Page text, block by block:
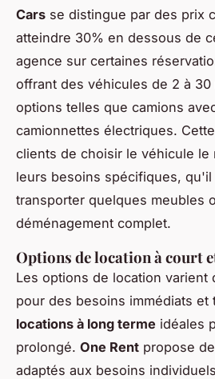
Cars se distingue par des prix
atteindre 30% en dessous de
agence sur certaines
offrant des véhicules de 2 à 30
options telles que camions
camionnettes électriques.
clients de choisir le véhicule le
leurs besoins spécifiques,
transporter quelques meubles
déménagement complet.
Options de location à court
Les options de location varient
pour des besoins immédiats et
locations à long terme idéales
prolongé. One Rent propose
adaptés aux besoins